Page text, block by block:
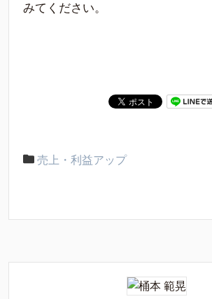
みてください。
売上・利益アップ